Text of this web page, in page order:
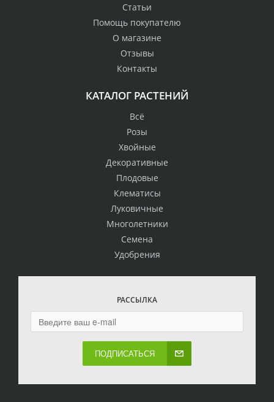
Статьи
Помощь покупателю
О магазине
Отзывы
Контакты
КАТАЛОГ РАСТЕНИЙ
Всё
Розы
Хвойные
Декоративные
Плодовые
Клематисы
Луковичные
Многолетники
Семена
Удобрения
РАССЫЛКА
ПОДПИСАТЬСЯ